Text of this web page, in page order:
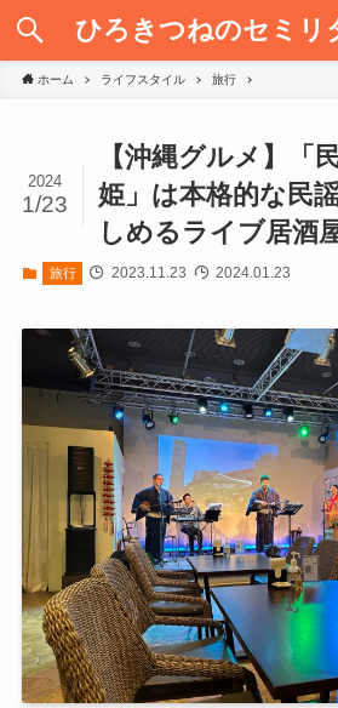
ひろきつねのセミリ
ホーム ライフスタイル 旅行
【沖縄グルメ】「
姫」は本格的な民
しめるライブ居酒
2024
1/23
旅行 2023.11.23 2024.01.23